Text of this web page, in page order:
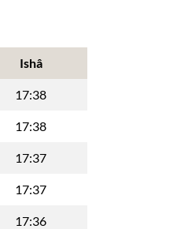
Ishâ
17:38
17:38
17:37
17:37
17:36